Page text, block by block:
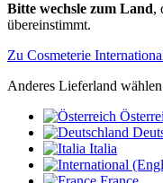
Bitte wechsle zum Land,
übereinstimmt.
Zu Cosmeterie
Anderes Lieferland wählen
Italia